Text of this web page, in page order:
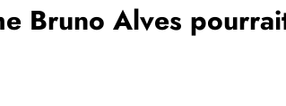
Bruno Alves